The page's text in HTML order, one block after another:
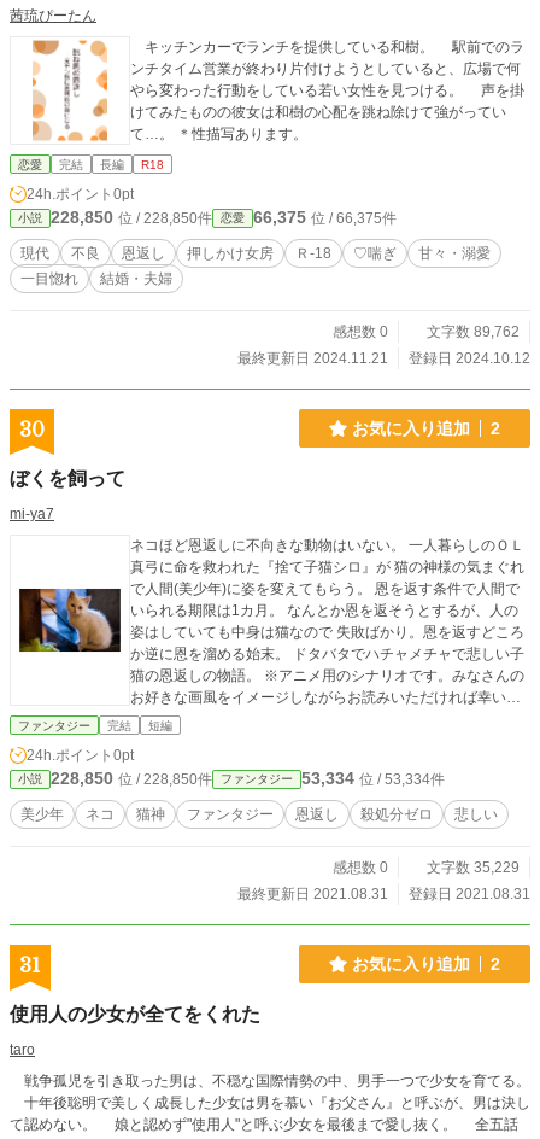
茜琉ぴーたん
キッチンカーでランチを提供している和樹。 駅前でのラ
ンチタイム営業が終わり片付けようとしていると、広場で何
やら変わった行動をしている若い女性を見つける。 声を掛
けてみたものの彼女は和樹の心配を跳ね除けて強がってい
て…。 ＊性描写あります。
恋愛 完結 長編 R18
24h.ポイント 0pt
小説 228,850 位 / 228,850件 恋愛 66,375 位 / 66,375件
現代 不良 恩返し 押しかけ女房 Ｒ-18 ♡喘ぎ
甘々・溺愛
一目惚れ
結婚・夫婦
感想数 0
文字数 89,762
最終更新日 2024.11.21
登録日 2024.10.12
30 お気に入り追加 2
ぼくを飼って
mi-ya7
ネコほど恩返しに不向きな動物はいない。 一人暮らしのＯＬ
真弓に命を救われた『捨て子猫シロ』が 猫の神様の気まぐれ
で人間(美少年)に姿を変えてもらう。 恩を返す条件で人間で
いられる期限は1カ月。 なんとか恩を返そうとするが、人の
姿はしていても中身は猫なので 失敗ばかり。恩を返すどころ
か逆に恩を溜める始末。 ドタバタでハチャメチャで悲しい子
猫の恩返しの物語。 ※アニメ用のシナリオです。みなさんの
お好きな画風をイメージしながらお読みいただければ幸いで
す。
ファンタジー 完結 短編
24h.ポイント 0pt
小説 228,850 位 / 228,850件 ファンタジー 53,334 位 / 53,334件
美少年 ネコ 猫神 ファンタジー 恩返し 殺処分ゼロ 悲しい
感想数 0
文字数 35,229
最終更新日 2021.08.31
登録日 2021.08.31
31 お気に入り追加 2
使用人の少女が全てをくれた
taro
戦争孤児を引き取った男は、不穏な国際情勢の中、男手一つで少女を育てる。
十年後聡明で美しく成長した少女は男を慕い『お父さん』と呼ぶが、男は決し
て認めない。 娘と認めず"使用人"と呼ぶ少女を最後まで愛し抜く。 全五話